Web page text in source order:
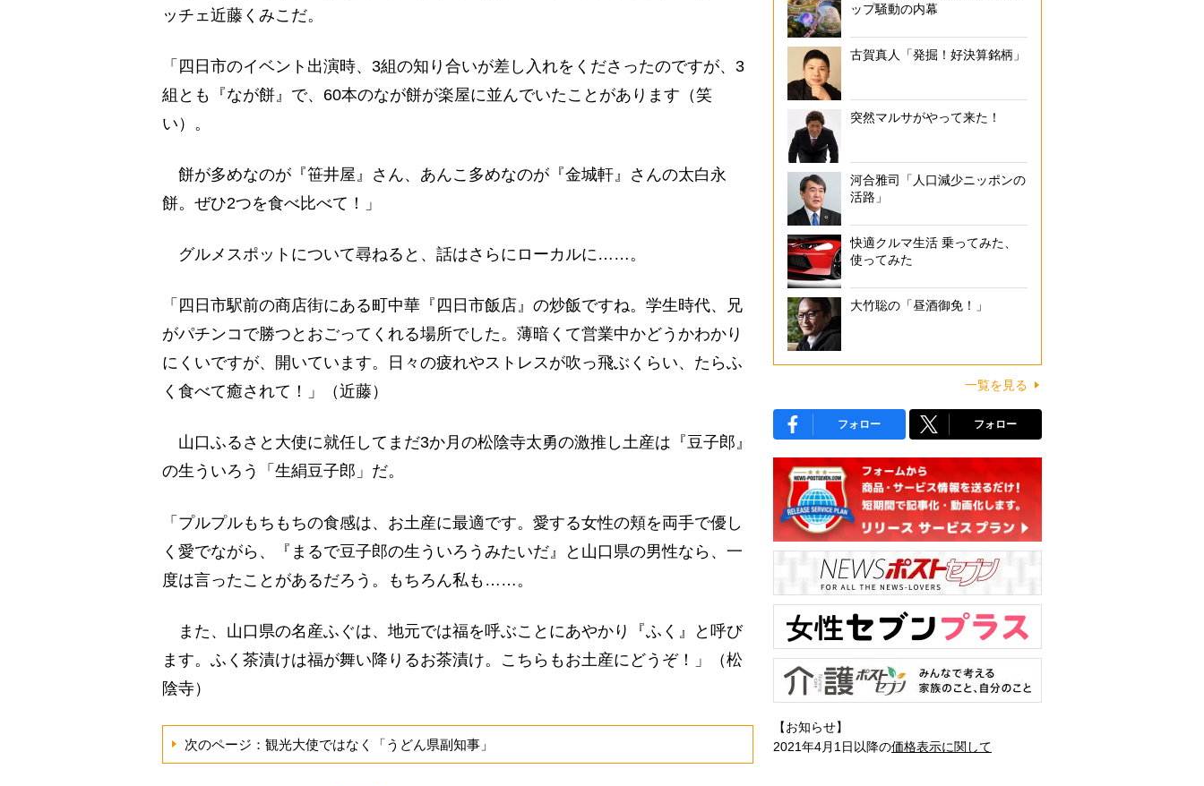
ッチェ近藤くみこだ。
「四日市のイベント出演時、3組の知り合いが差し入れをくださったのですが、3
組とも『なが餅』で、60本のなが餅が楽屋に並んでいたことがあります（笑
い）。
餅が多めなのが『笹井屋』さん、あんこ多めなのが『金城軒』さんの太白永
餅。ぜひ2つを食べ比べて！」
グルメスポットについて尋ねると、話はさらにローカルに……。
「四日市駅前の商店街にある町中華『四日市飯店』の炒飯ですね。学生時代、兄
がパチンコで勝つとおごってくれる場所でした。薄暗くて営業中かどうかわかり
にくいですが、開いています。日々の疲れやストレスが吹っ飛ぶくらい、たらふ
く食べて癒されて！」（近藤）
山口ふるさと大使に就任してまだ3か月の松陰寺太勇の激推し土産は『豆子郎』
の生ういろう「生絹豆子郎」だ。
「プルプルもちもちの食感は、お土産に最適です。愛する女性の頬を両手で優し
く愛でながら、『まるで豆子郎の生ういろうみたいだ』と山口県の男性なら、一
度は言ったことがあるだろう。もちろん私も……。
また、山口県の名産ふぐは、地元では福を呼ぶことにあやかり『ふく』と呼び
ます。ふく茶漬けは福が舞い降りるお茶漬け。こちらもお土産にどうぞ！」（松
陰寺）
次のページ：観光大使ではなく「うどん県副知事」
ップ騒動の内幕
古賀真人「発掘！好決算銘柄」
突然マルサがやって来た！
河合雅司「人口減少ニッポンの
活路」
快適クルマ生活 乗ってみた、
使ってみた
大竹聡の「昼酒御免！」
一覧を見る
フォロー フォロー
【お知らせ】
2021年4月1日以降の価格表示に関して